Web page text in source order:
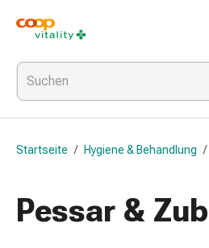
Medikamente
&
Gesundheit
Grippe
&
Erkältung
Grippe-
Erkältung
Medikamente
Startseite / Hygiene & Behandlung /
Pessar &